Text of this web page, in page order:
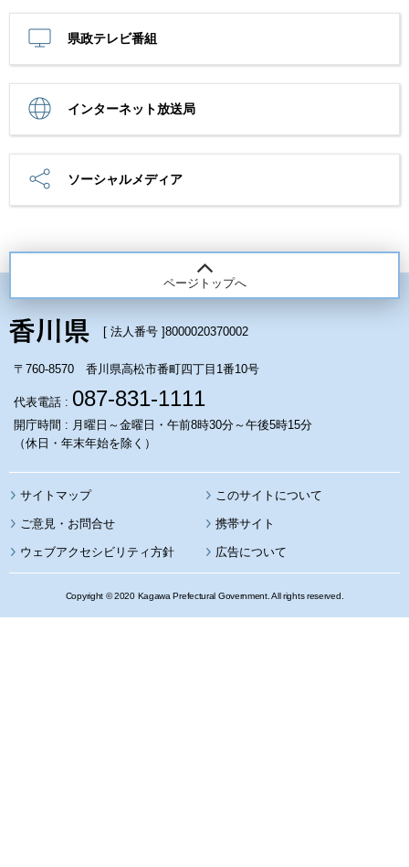
県政テレビ番組
インターネット放送局
ソーシャルメディア
ページトップへ
[ 法人番号 ]8000020370002
〒760-8570 香川県高松市番町四丁目1番10号
代表電話 : 087-831-1111
開庁時間 : 月曜日～金曜日・午前8時30分～午後5時15分
（休日・年末年始を除く）
サイトマップ このサイトについて
携帯サイト
ウェブアクセシビリティ方針 広告について
Copyright © 2020 Kagawa Prefectural Government. All rights reserved.